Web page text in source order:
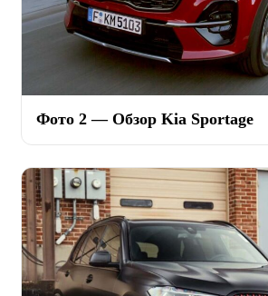
Фото 2 — Обзор Kia Sportage